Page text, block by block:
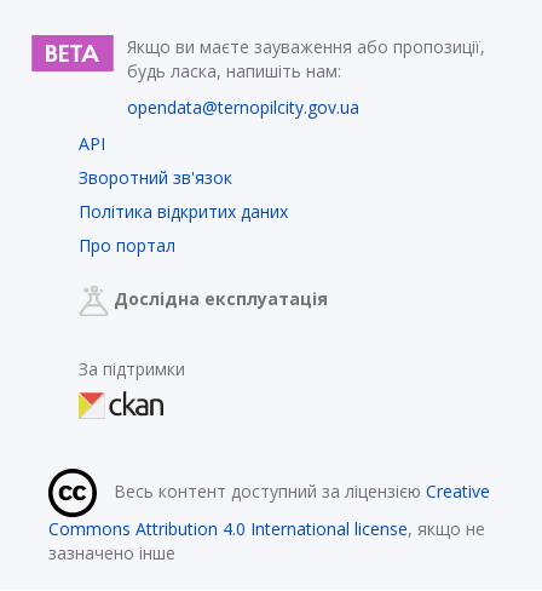
Якщо ви маєте зауваження або пропозиції,
будь ласка, напишіть нам:
opendata@ternopilcity.gov.ua
API
Зворотний зв'язок
Політика відкритих даних
Про портал
Дослідна експлуатація
За підтримки
Весь контент доступний за ліцензією Creative
Commons Attribution 4.0 International license, якщо не
зазначено інше